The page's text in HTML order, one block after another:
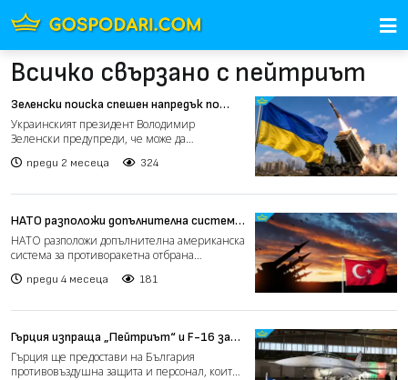
Всичко свързано с пейтриът
Зеленски поиска спешен напредък по
доставките на „Пейтриът“
Украинският президент Володимир
Зеленски предупреди, че може да
преди 2 месеца 324
НАТО разположи допълнителна система
„Пейтриът“ в Турция заради Иран
НАТО разположи допълнителна американска
система за противоракетна отбрана
преди 4 месеца 181
Гърция изпраща „Пейтриът“ и F-16 за
защита на България
Гърция ще предостави на България
противовъздушна защита и персонал, които